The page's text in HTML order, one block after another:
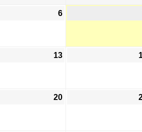
6
13
20